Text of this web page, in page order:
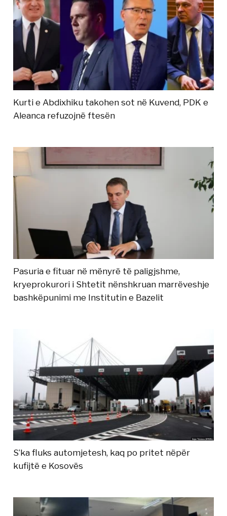
Kurti e Abdixhiku takohen sot në Kuvend, PDK e
Aleanca refuzojnë ftesën
Pasuria e fituar në mënyrë të paligjshme,
kryeprokurori i Shtetit nënshkruan marrëveshje
bashkëpunimi me Institutin e Bazelit
S’ka fluks automjetesh, kaq po pritet nëpër
kufijtë e Kosovës